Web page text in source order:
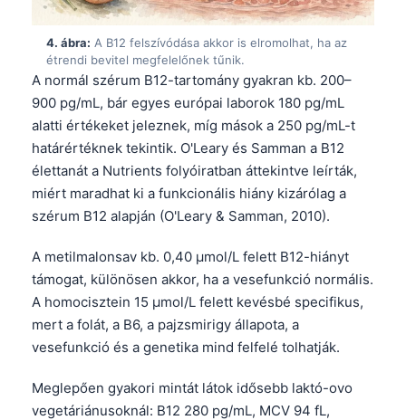
4. ábra: A B12 felszívódása akkor is elromolhat, ha az
étrendi bevitel megfelelőnek tűnik.
A normál szérum B12-tartomány gyakran kb. 200–
900 pg/mL, bár egyes európai laborok 180 pg/mL
alatti értékeket jeleznek, míg mások a 250 pg/mL-t
határértéknek tekintik. O'Leary és Samman a B12
élettanát a Nutrients folyóiratban áttekintve leírták,
miért maradhat ki a funkcionális hiány kizárólag a
szérum B12 alapján (O'Leary & Samman, 2010).
A metilmalonsav kb. 0,40 µmol/L felett B12-hiányt
támogat, különösen akkor, ha a vesefunkció normális.
A homocisztein 15 µmol/L felett kevésbé specifikus,
mert a folát, a B6, a pajzsmirigy állapota, a
vesefunkció és a genetika mind felfelé tolhatják.
Meglepően gyakori mintát látok idősebb laktó-ovo
vegetáriánusoknál: B12 280 pg/mL, MCV 94 fL,